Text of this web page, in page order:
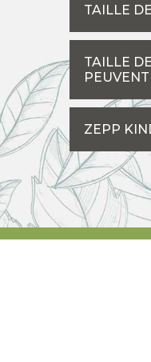
TAILLE
TAILLE
ZEPP